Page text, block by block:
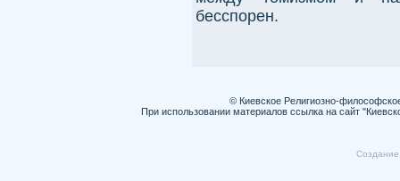
бесспорен.
© Киевское Религиозно-
При использовании материалов ссылка на сайт